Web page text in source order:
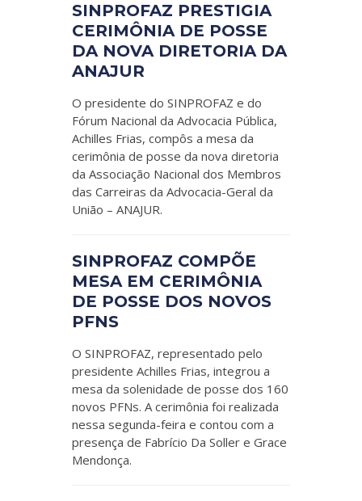
SINPROFAZ PRESTIGIA
CERIMÔNIA DE POSSE
DA NOVA DIRETORIA DA
ANAJUR
O presidente do SINPROFAZ e do
Fórum Nacional da Advocacia Pública,
Achilles Frias, compôs a mesa da
cerimônia de posse da nova diretoria
da Associação Nacional dos Membros
das Carreiras da Advocacia-Geral da
União – ANAJUR.
SINPROFAZ COMPÕE
MESA EM CERIMÔNIA
DE POSSE DOS NOVOS
PFNS
O SINPROFAZ, representado pelo
presidente Achilles Frias, integrou a
mesa da solenidade de posse dos 160
novos PFNs. A cerimônia foi realizada
nessa segunda-feira e contou com a
presença de Fabrício Da Soller e Grace
Mendonça.